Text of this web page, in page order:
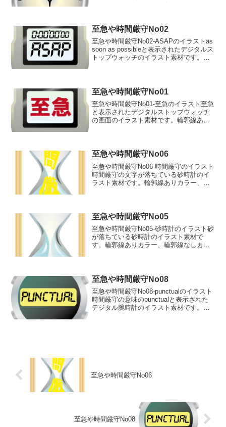
輪郭線なし グレ...
至急や時間厳守No02
至急や時間厳守No02-ASAPのイラストas
soon as possibleと表示されたデジタルス
トップウォッチのイラスト素材です。輪
至急や時間厳守No01
至急や時間厳守No01-至急のイラスト至急
と表示されたデジタルストップウォッチ
の画面のイラスト素材です。輪郭線あり
チの画面のイラ...
至急や時間厳守No06
至急や時間厳守No06-時間厳守のイラスト
時間厳守の文字が落ちている砂時計のイ
ラスト素材です。輪郭線ありカラー、輪
線あり 輪郭線な...
至急や時間厳守No05
至急や時間厳守No05-砂時計のイラスト砂
が落ちている砂時計のイラスト素材で
す。輪郭線ありカラー、輪郭線なしカラ
ー 白黒
至急や時間厳守No08
至急や時間厳守No08-punctualのイラスト
時間厳守の意味のpunctualと表示された
デジタル腕時計のイラスト素材です。輪
至急や時間厳守No06
至急や時間厳守No08